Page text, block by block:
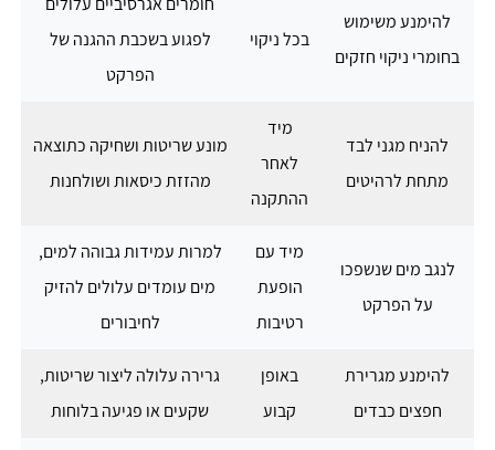
להימנע משימוש
בחומרי ניקוי חזקים
בכל ניקוי
לפגוע בשכבת ההגנה של
הפרקט
להניח מגני לבד
מתחת לרהיטים
מיד
לאחר
ההתקנה
מונע שריטות ושחיקה כתוצאה
מהזזת כיסאות ושולחנות
לנגב מים שנשפכו
על הפרקט
מיד עם
הופעת
רטיבות
למרות עמידות גבוהה למים,
מים עומדים עלולים להזיק
לחיבורים
להימנע מגרירת
חפצים כבדים
באופן
קבוע
גרירה עלולה ליצור שריטות,
שקעים או פגיעה בלוחות